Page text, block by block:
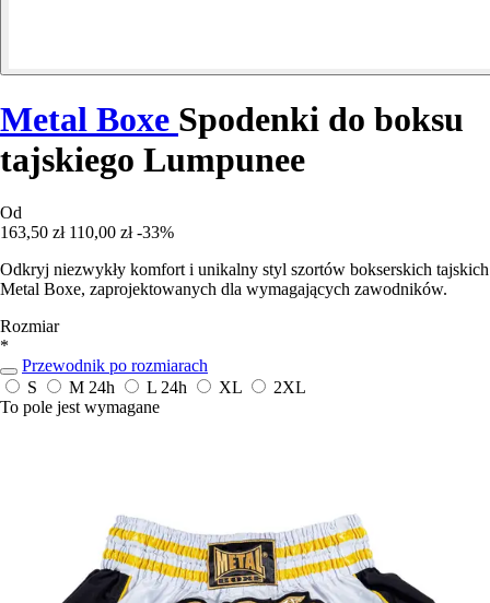
Metal Boxe Spodenki do boksu
tajskiego Lumpunee
Od
163,50 zł 110,00 zł -33%
Odkryj niezwykły komfort i unikalny styl szortów bokserskich tajskich
Metal Boxe, zaprojektowanych dla wymagających zawodników.
Rozmiar
*
Przewodnik po rozmiarach
S
M 24h L 24h XL
2XL
To pole jest wymagane